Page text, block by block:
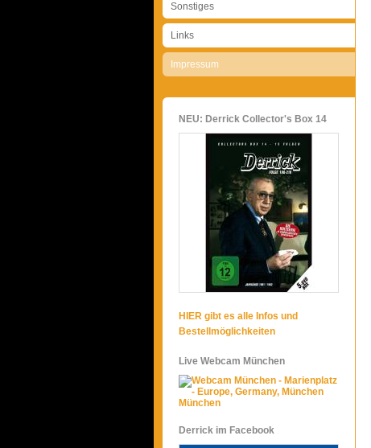
Sonstiges
Links
Impressum
NEU: Derrick Collector's Box 14
HIER gibt es alle Infos und
Bestellmöglichkeiten
Live Webcam München
München
Derrick im Facebook